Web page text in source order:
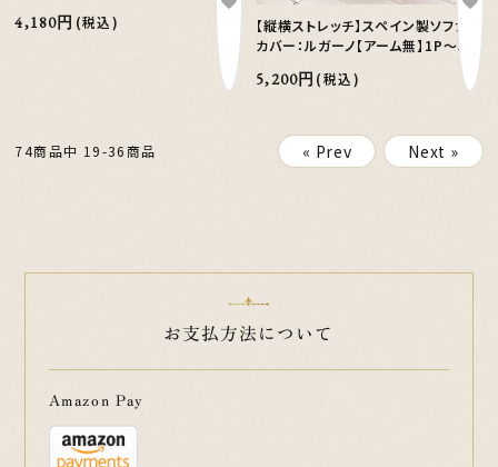
4,180円 (税込)
【縦横ストレッチ】スペイン製ソファー
カバー：ルガーノ【アーム無】1P～3P
5,200円 (税込)
74商品中 19-36商品 « Prev Next »
お支払方法について
Amazon Pay